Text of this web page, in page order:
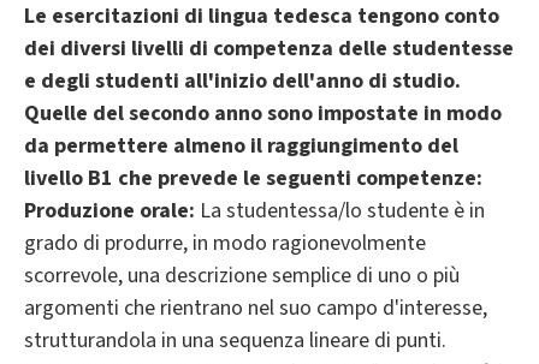
Le esercitazioni di lingua tedesca tengono conto
dei diversi livelli di competenza delle studentesse
e degli studenti all'inizio dell'anno di studio.
Quelle del secondo anno sono impostate in modo
da permettere almeno il raggiungimento del
livello B1 che prevede le seguenti competenze:
Produzione orale: La studentessa/lo studente è in
grado di produrre, in modo ragionevolmente
scorrevole, una descrizione semplice di uno o più
argomenti che rientrano nel suo campo d'interesse,
strutturandola in una sequenza lineare di punti.